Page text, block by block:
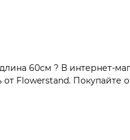
60см ? В интернет-
Flowerstand. Покупайте